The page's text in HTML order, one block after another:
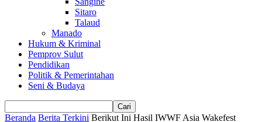
Sitaro
Talaud
Manado
Hukum & Kriminal
Pemprov Sulut
Pendidikan
Politik & Pemerintahan
Seni & Budaya
Beranda Berita Terkini Berikut Ini Hasil IWWF Asia Wakefest